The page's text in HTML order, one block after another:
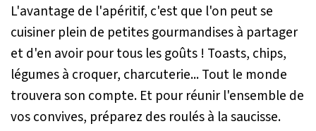
L'avantage de l'apéritif, c'est que l'on peut se
cuisiner plein de petites gourmandises à partager
et d'en avoir pour tous les goûts ! Toasts, chips,
légumes à croquer, charcuterie... Tout le monde
trouvera son compte. Et pour réunir l'ensemble de
vos convives, préparez des roulés à la saucisse.